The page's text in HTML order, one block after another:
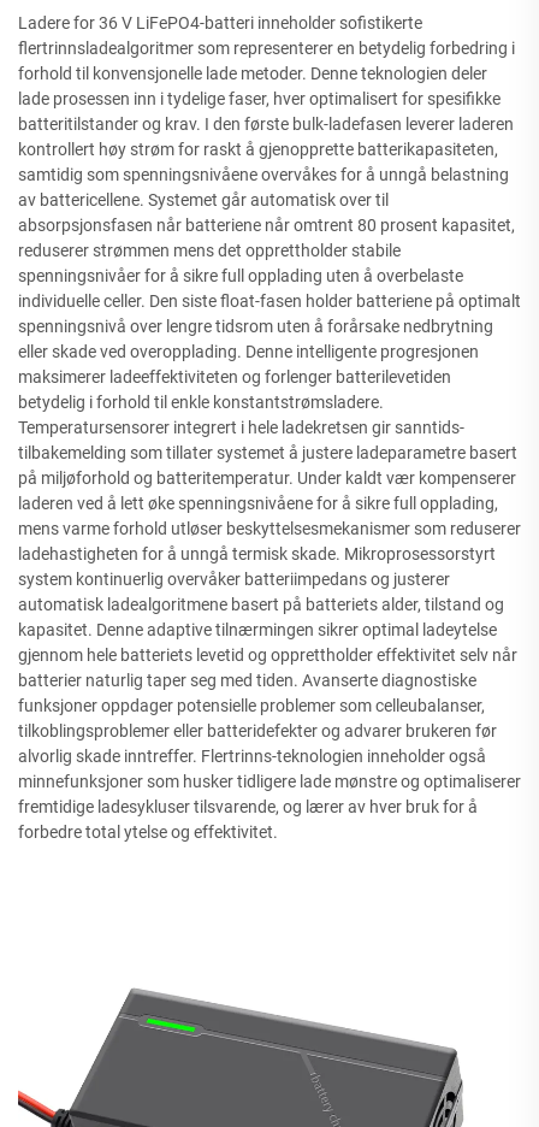
Ladere for 36 V LiFePO4-batteri inneholder sofistikerte
flertrinnsladealgoritmer som representerer en betydelig forbedring i
forhold til konvensjonelle lade metoder. Denne teknologien deler
lade prosessen inn i tydelige faser, hver optimalisert for spesifikke
batteritilstander og krav. I den første bulk-ladefasen leverer laderen
kontrollert høy strøm for raskt å gjenopprette batterikapasiteten,
samtidig som spenningsnivåene overvåkes for å unngå belastning
av battericellene. Systemet går automatisk over til
absorpsjonsfasen når batteriene når omtrent 80 prosent kapasitet,
reduserer strømmen mens det opprettholder stabile
spenningsnivåer for å sikre full opplading uten å overbelaste
individuelle celler. Den siste float-fasen holder batteriene på optimalt
spenningsnivå over lengre tidsrom uten å forårsake nedbrytning
eller skade ved overopplading. Denne intelligente progresjonen
maksimerer ladeeffektiviteten og forlenger batterilevetiden
betydelig i forhold til enkle konstantstrømsladere.
Temperatursensorer integrert i hele ladekretsen gir sanntids-
tilbakemelding som tillater systemet å justere ladeparametre basert
på miljøforhold og batteritemperatur. Under kaldt vær kompenserer
laderen ved å lett øke spenningsnivåene for å sikre full opplading,
mens varme forhold utløser beskyttelsesmekanismer som reduserer
ladehastigheten for å unngå termisk skade. Mikroprosessorstyrt
system kontinuerlig overvåker batteriimpedans og justerer
automatisk ladealgoritmene basert på batteriets alder, tilstand og
kapasitet. Denne adaptive tilnærmingen sikrer optimal ladeytelse
gjennom hele batteriets levetid og opprettholder effektivitet selv når
batterier naturlig taper seg med tiden. Avanserte diagnostiske
funksjoner oppdager potensielle problemer som celleubalanser,
tilkoblingsproblemer eller batteridefekter og advarer brukeren før
alvorlig skade inntreffer. Flertrinns-teknologien inneholder også
minnefunksjoner som husker tidligere lade mønstre og optimaliserer
fremtidige ladesykluser tilsvarende, og lærer av hver bruk for å
forbedre total ytelse og effektivitet.